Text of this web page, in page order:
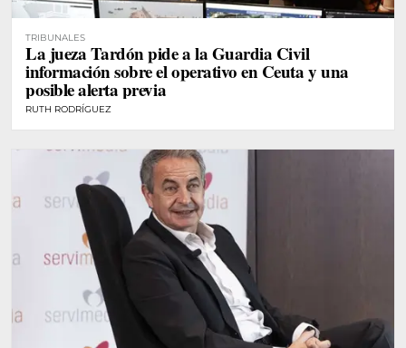
TRIBUNALES
La jueza Tardón pide a la Guardia Civil
información sobre el operativo en Ceuta y una
posible alerta previa
RUTH RODRÍGUEZ